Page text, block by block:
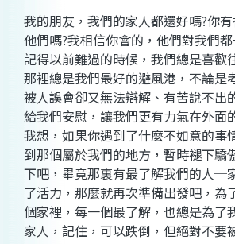
我的朋友，我們的家人都還好嗎?你
他們嗎?我相信你會的，他們對我們
記得以前難過的時候，我們總是喜歡
那裡總是我們最好的避風港，不論是
被人誤會卻又無法辯解、有苦說不出
給我們安慰，讓我們更有力氣在外面
我想，如果你遇到了什麼不如意的事
到那個屬於我們的地方，暫時褪下驕
下吧，畢竟那裏有最了解我們的人─
了活力，那麼就再次準備出發吧，為
個家裡，每一個最了解，也總是為了
家人，記住，可以跌倒，但絕對不要